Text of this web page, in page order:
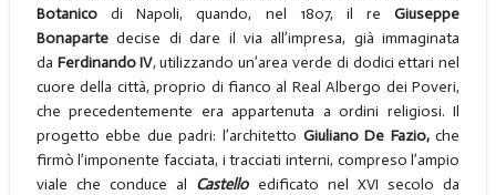
Botanicodi Napoli, quando, nel 1807, il reGiuseppe
Bonapartedecise di dare il via all’impresa, già immaginata
da Ferdinando IV, utilizzando un’area verde di dodici ettari nel
cuore della città, proprio di fianco al Real Albergo dei Poveri,
che precedentemente era appartenuta a ordini religiosi. Il
progetto ebbe due padri: l’architetto Giuliano De Fazio,che
firmò l’imponente facciata, i tracciati interni, compreso l’ampio
viale che conduce al Castelloedificato nel XVI secolo da